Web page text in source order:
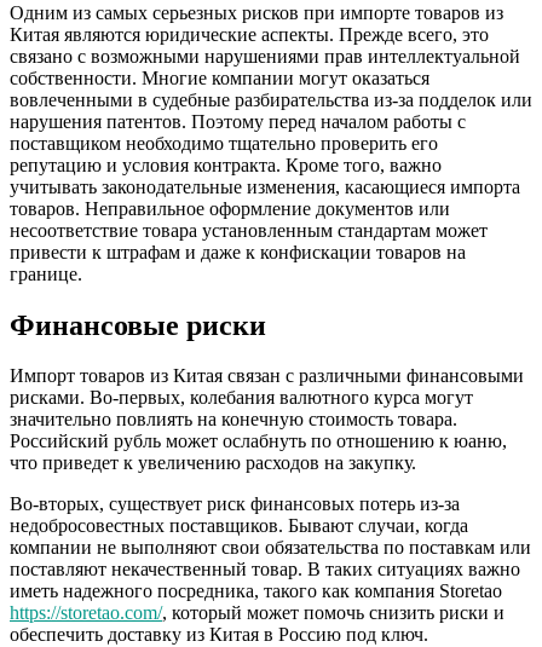
Одним из самых серьезных рисков при импорте товаров из
Китая являются юридические аспекты. Прежде всего, это
связано с возможными нарушениями прав интеллектуальной
собственности. Многие компании могут оказаться
вовлеченными в судебные разбирательства из-за подделок или
нарушения патентов. Поэтому перед началом работы с
поставщиком необходимо тщательно проверить его
репутацию и условия контракта. Кроме того, важно
учитывать законодательные изменения, касающиеся импорта
товаров. Неправильное оформление документов или
несоответствие товара установленным стандартам может
привести к штрафам и даже к конфискации товаров на
границе.
Финансовые риски
Импорт товаров из Китая связан с различными финансовыми
рисками. Во-первых, колебания валютного курса могут
значительно повлиять на конечную стоимость товара.
Российский рубль может ослабнуть по отношению к юаню,
что приведет к увеличению расходов на закупку.
Во-вторых, существует риск финансовых потерь из-за
недобросовестных поставщиков. Бывают случаи, когда
компании не выполняют свои обязательства по поставкам или
поставляют некачественный товар. В таких ситуациях важно
иметь надежного посредника, такого как компания Storetao
https://storetao.com/, который может помочь снизить риски и
обеспечить доставку из Китая в Россию под ключ.